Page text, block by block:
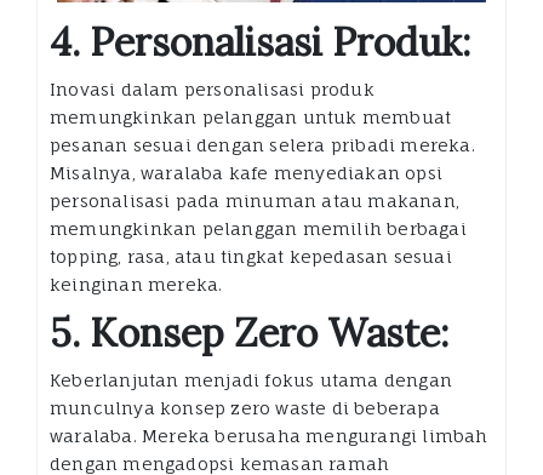
4. Personalisasi Produk:
Inovasi dalam personalisasi produk
memungkinkan pelanggan untuk membuat
pesanan sesuai dengan selera pribadi mereka.
Misalnya, waralaba kafe menyediakan opsi
personalisasi pada minuman atau makanan,
memungkinkan pelanggan memilih berbagai
topping, rasa, atau tingkat kepedasan sesuai
keinginan mereka.
5. Konsep Zero Waste:
Keberlanjutan menjadi fokus utama dengan
munculnya konsep zero waste di beberapa
waralaba. Mereka berusaha mengurangi limbah
dengan mengadopsi kemasan ramah